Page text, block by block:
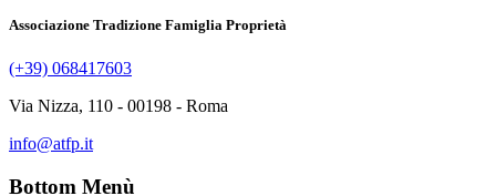
Associazione Tradizione Famiglia Proprietà
(+39) 068417603
Via Nizza, 110 - 00198 - Roma
info@atfp.it
Bottom Menù